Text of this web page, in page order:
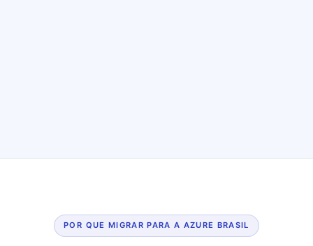
POR QUE MIGRAR PARA A AZURE BRASIL